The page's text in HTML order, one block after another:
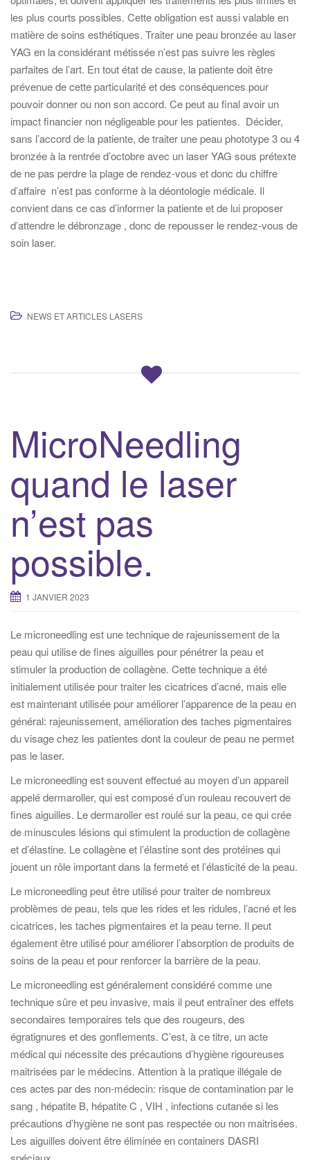
les plus courts possibles. Cette obligation est aussi valable en
matière de soins esthétiques. Traiter une peau bronzée au laser
YAG en la considérant métissée n’est pas suivre les règles
parfaites de l’art. En tout état de cause, la patiente doit être
prévenue de cette particularité et des conséquences pour
pouvoir donner ou non son accord. Ce peut au final avoir un
impact financier non négligeable pour les patientes. Décider,
sans l’accord de la patiente, de traiter une peau phototype 3 ou 4
bronzée à la rentrée d’octobre avec un laser YAG sous prétexte
de ne pas perdre la plage de rendez-vous et donc du chiffre
d’affaire n’est pas conforme à la déontologie médicale. Il
convient dans ce cas d’informer la patiente et de lui proposer
d’attendre le débronzage , donc de repousser le rendez-vous de
soin laser.
NEWS ET ARTICLES LASERS
MicroNeedling
quand le laser
n’est pas
possible.
1 JANVIER 2023
Le microneedling est une technique de rajeunissement de la
peau qui utilise de fines aiguilles pour pénétrer la peau et
stimuler la production de collagène. Cette technique a été
initialement utilisée pour traiter les cicatrices d’acné, mais elle
est maintenant utilisée pour améliorer l’apparence de la peau en
général: rajeunissement, amélioration des taches pigmentaires
du visage chez les patientes dont la couleur de peau ne permet
pas le laser.
Le microneedling est souvent effectué au moyen d’un appareil
appelé dermaroller, qui est composé d’un rouleau recouvert de
fines aiguilles. Le dermaroller est roulé sur la peau, ce qui crée
de minuscules lésions qui stimulent la production de collagène
et d’élastine. Le collagène et l’élastine sont des protéines qui
jouent un rôle important dans la fermeté et l’élasticité de la peau.
Le microneedling peut être utilisé pour traiter de nombreux
problèmes de peau, tels que les rides et les ridules, l’acné et les
cicatrices, les taches pigmentaires et la peau terne. Il peut
également être utilisé pour améliorer l’absorption de produits de
soins de la peau et pour renforcer la barrière de la peau.
Le microneedling est généralement considéré comme une
technique sûre et peu invasive, mais il peut entraîner des effets
secondaires temporaires tels que des rougeurs, des
égratignures et des gonflements. C’est, à ce titre, un acte
médical qui nécessite des précautions d’hygiène rigoureuses
maitrisées par le médecins. Attention à la pratique illégale de
ces actes par des non-médecin: risque de contamination par le
sang , hépatite B, hépatite C , VIH , infections cutanée si les
précautions d’hygiène ne sont pas respectée ou non maitrisées.
Les aiguilles doivent être éliminée en containers DASRI